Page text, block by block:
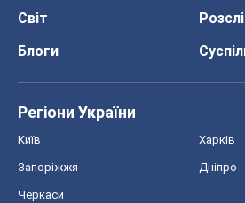
Світ
Блоги
Регіони України
Київ Харків
Запоріжжя Дніпро
Черкаси